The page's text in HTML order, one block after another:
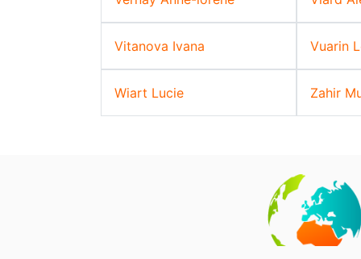
Vitanova Ivana Vuarin
Wiart Lucie Zahir